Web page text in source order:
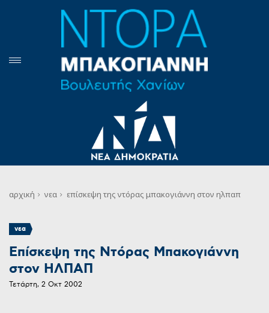
αρχική νεα επίσκεψη της ντόρας μπακογιάννη στον ηλπαπ
νεα
Επίσκεψη της Ντόρας Μπακογιάννη
στον ΗΛΠΑΠ
Τετάρτη, 2 Οκτ 2002